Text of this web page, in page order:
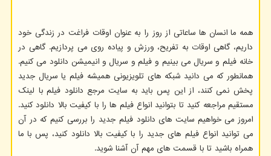
همه ما انسان ها ساعاتی از روز را به عنوان اوقات فراغت در زندگی خود
داریم، گاهی اوقات به تفریح، ورزش و پیاده روی می پردازیم. گاهی در
خانه فیلم و سریال می بینیم و فیلم و سریال و انیمیشن دانلود می کنیم.
همانطور که می دانید شبکه های تلویزیونی همیشه فیلم یا سریال جدید
پخش نمی کنند، از این پس باید به سایت مرجع دانلود فیلم با لینک
مستقیم مراجعه کنید تا بتوانید انواع فیلم ها را با کیفیت بالا دانلود کنید.
امروز می خواهیم سایت های دانلود فیلم جدید را بررسی کنیم که در آن
می توانید انواع فیلم های جدید را با کیفیت بالا دانلود کنید، پس با ما
همراه باشید تا با قسمت های مهم آن آشنا شوید.